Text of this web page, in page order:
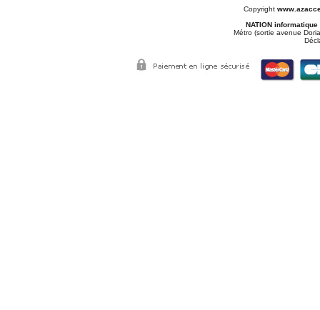
Copyright
NATION informatique
Métro (sortie avenue